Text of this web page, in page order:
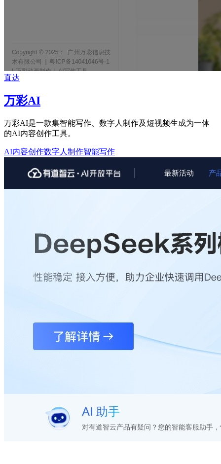
直达
万彩AI
万彩AI是一款集智能写作、数字人制作及短视频生成为一体
的AI内容创作工具。
AI内容创作数字人制作智能写作